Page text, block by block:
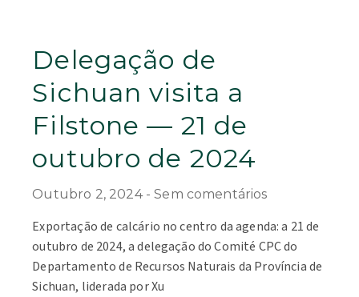
Delegação de
Sichuan visita a
Filstone — 21 de
outubro de 2024
Outubro 2, 2024 Sem comentários
Exportação de calcário no centro da agenda: a 21 de
outubro de 2024, a delegação do Comité CPC do
Departamento de Recursos Naturais da Província de
Sichuan, liderada por Xu